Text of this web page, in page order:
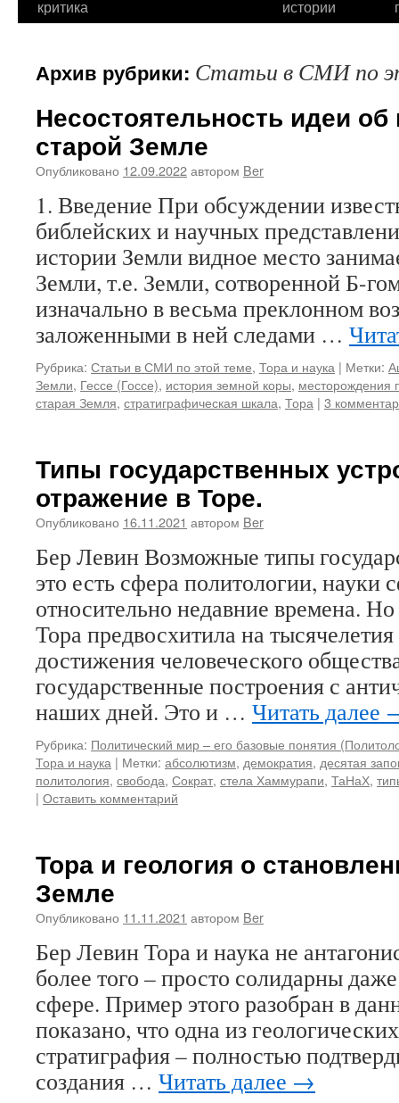
критика
истории
Архив рубрики: Статьи в СМИ по
Несостоятельность идеи об
старой Земле
Опубликовано 12.09.2022автором Ber
1. Введение При обсуждении
библейских и научных
истории Земли видное место
Земли, т.е. Земли, сотворенной Б-
изначально в весьма преклонном
заложенными в ней следами …
Рубрика: Статьи в СМИ по этой теме, Тора и наука | Метки:
Земли, Гессе (Госсе), история земной коры, месторождения
старая Земля, стратиграфическая шкала, Тора | 3
Типы государственных
отражение в Торе.
Опубликовано 16.11.2021 автором Ber
Бер Левин Возможные типы
это есть сфера политологии, науки
относительно недавние времена. Но
Тора предвосхитила на
достижения человеческого
государственные построения с
наших дней. Это и … Читать далее
Рубрика: Политический мир – его базовые понятия
Тора и наука | Метки: абсолютизм, демократия, десятая
политология, свобода, Сократ, стела Хаммурапи, ТаНаХ,
| Оставить комментарий
Тора и геология о
Земле
Опубликовано 11.11.2021 автором Ber
Бер Левин Тора и наука не
более того – просто солидарны
сфере. Пример этого разобран в
показано, что одна из
стратиграфия – полностью
создания … Читать далее →